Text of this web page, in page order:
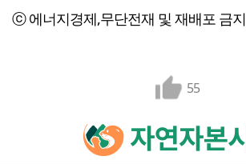
ⓒ 에너지경제,무단전재 및 재배포 금지
55